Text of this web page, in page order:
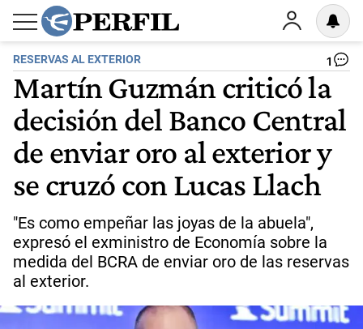
RESERVAS AL EXTERIOR 1
Martín Guzmán criticó la
decisión del Banco Central
de enviar oro al exterior y
se cruzó con Lucas Llach
"Es como empeñar las joyas de la abuela",
expresó el exministro de Economía sobre la
medida del BCRA de enviar oro de las reservas
al exterior.